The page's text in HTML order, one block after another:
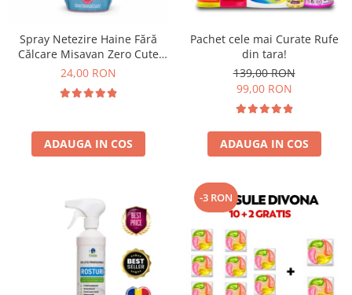
Spray Netezire Haine Fără
Călcare Misavan Zero Cute
Harmony Parfum Discret 500
24,00 RON
ADAUGA IN COS
Pachet cele mai Curate Rufe
din tara!
139,00 RON
99,00 RON
ADAUGA IN COS
-3 RON